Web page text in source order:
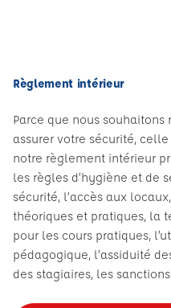
Règlement intérieur
Parce que nous
assurer votre sécurité,
notre règlement intérieur
les règles d’hygiène et de
sécurité, l’accès aux
théoriques et pratiques, la
pour les cours pratiques,
pédagogique, l’assiduité
des stagiaires, les